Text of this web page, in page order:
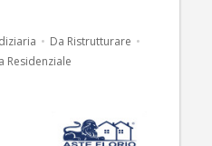
Da Ristrutturare
Residenziale